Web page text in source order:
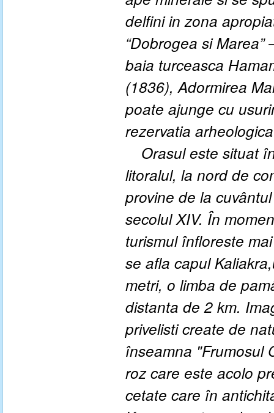
delfini in zona
“Dobrogea si
baia turceasca
(1836), Adormirea
poate ajunge cu
rezervatia
Orasul este situat
litoralul, la nord de
provine de la
secolul XIV. În
turismul înfloreste
se afla capul
metri, o limba de
distanta de 2 km.
privelisti create de
înseamna "Frumosul
roz care este acolo
cetate care în